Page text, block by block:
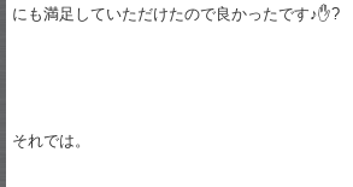
にも満足していただけたので良かったです♪✋?
それでは。